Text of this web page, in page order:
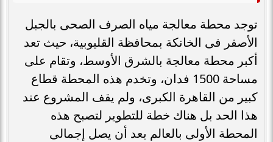
توجد محطة معالجة مياه الصرف الصحى بالجبل
الأصفر فى الخانكة بمحافظة القليوبية، حيث تعد
أكبر محطة معالجة بالشرق الأوسط، وتقام على
مساحة 1500 فدان، وتخدم هذه المحطة قطاع
كبير من القاهرة الكبرى، ولم يقف المشروع عند
هذا الحد بل هناك خطة للتطوير لتصبح هذه
المحطة الأولى بالعالم بعد أن يصل إجمالى